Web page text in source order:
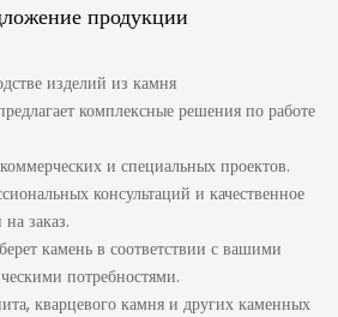
продукции
изделий из камня
комплексные решения по работе
и специальных проектов.
консультаций и качественное
заказ.
камень в соответствии с вашими
потребностями.
кварцевого камня и других каменных